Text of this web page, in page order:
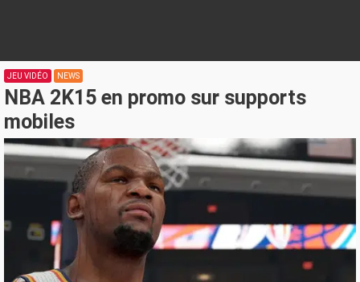
JEU VIDÉO NEWS
NBA 2K15 en promo sur supports
mobiles